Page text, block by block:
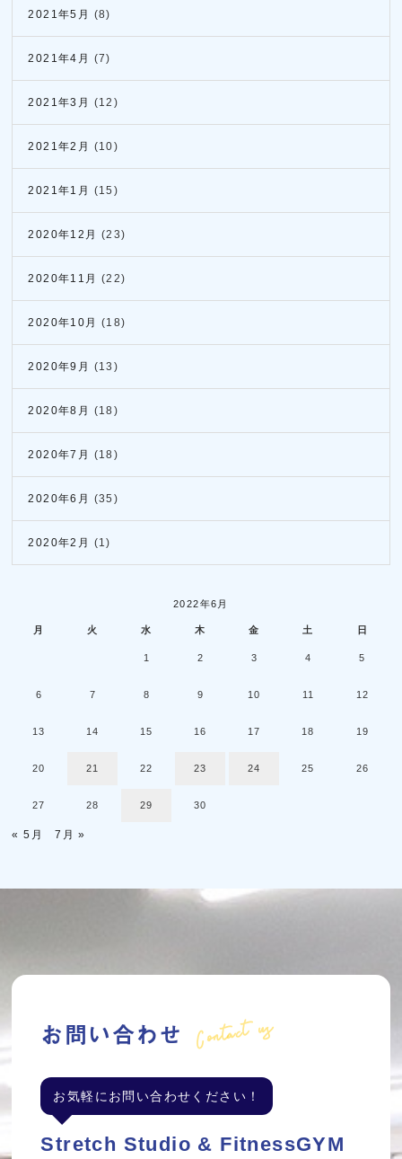
2021年5月 (8)
2021年4月 (7)
2021年3月 (12)
2021年2月 (10)
2021年1月 (15)
2020年12月 (23)
2020年11月 (22)
2020年10月 (18)
2020年9月 (13)
2020年8月 (18)
2020年7月 (18)
2020年6月 (35)
2020年2月 (1)
2022年6月
月 火 水 木 金 土 日
1 2 3 4 5
6 7 8 9 10 11 12
13 14 15 16 17 18 19
20 21 22 23 24 25 26
27 28 29 30
« 5月 7月 »
お問い合わせ Contact us
お気軽にお問い合わせください！
Stretch Studio & FitnessGYM